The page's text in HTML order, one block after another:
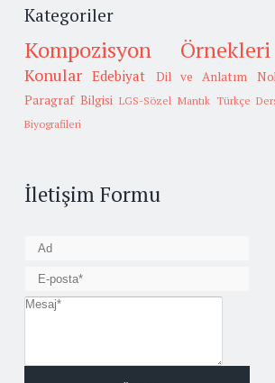
Kategoriler
Kompozisyon Örnekleri
Konular Edebiyat Dil ve Anlatım
Paragraf Bilgisi LGS-Sözel Mantık Türkçe
Biyografileri
İletişim Formu